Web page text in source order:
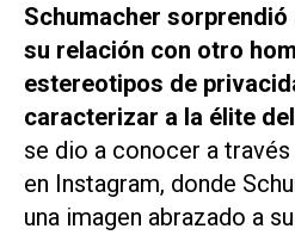
Schumacher
su relación con otro
estereotipos de
caracterizar a la élite
se dio a conocer a
en Instagram, donde
una imagen abrazado a